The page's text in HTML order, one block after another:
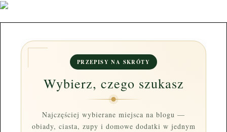
PRZEPISY NA SKRÓTY
Wybierz, czego szukasz
Najczęściej wybierane miejsca na blogu —
obiady, ciasta, zupy i domowe dodatki w jednym